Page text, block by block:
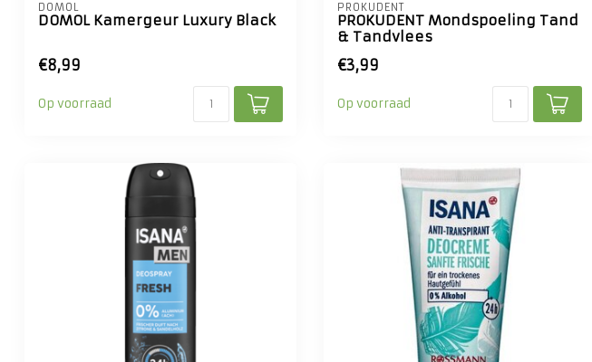
DOMOL
DOMOL Kamergeur Luxury Black
€8,99
Op voorraad
PROKUDENT
PROKUDENT Mondspoeling Tand
& Tandvlees
€3,99
Op voorraad